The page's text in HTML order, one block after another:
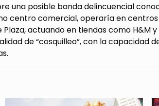
una posible banda delincuencial
centro comercial, operaría en
actuando en tiendas como H&M
de “cosquilleo”, con la capacidad